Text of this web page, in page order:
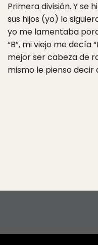
Primera división. Y se
sus hijos (yo) lo
yo me lamentaba
“B”, mi viejo me decía
mejor ser cabeza de
mismo le pienso decir